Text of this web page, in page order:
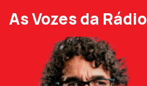
As Vozes da Rádio